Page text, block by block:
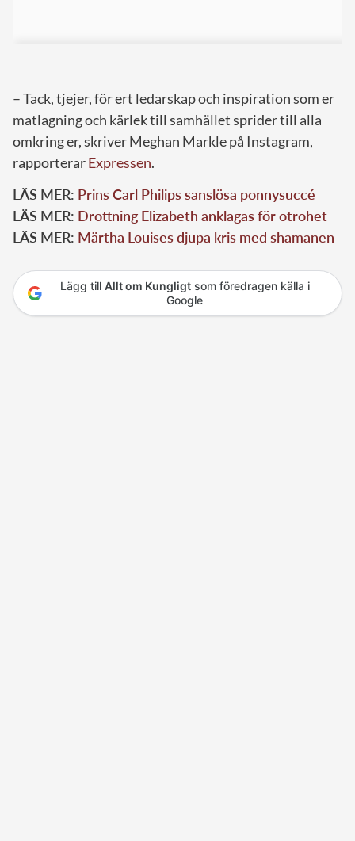
– Tack, tjejer, för ert ledarskap och inspiration som er
matlagning och kärlek till samhället sprider till alla
omkring er, skriver Meghan Markle på Instagram,
rapporterarExpressen.
LÄS MER: Prins Carl Philips sanslösa ponnysuccé
LÄS MER: Drottning Elizabeth anklagas för otrohet
LÄS MER: Märtha Louises djupa kris med shamanen
Lägg till Allt om Kungligtsom föredragen källa i
Google